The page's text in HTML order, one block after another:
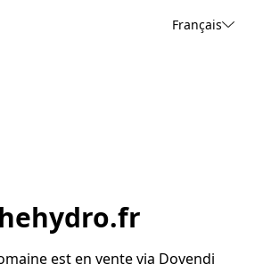
Français
est en vente via Dovendi